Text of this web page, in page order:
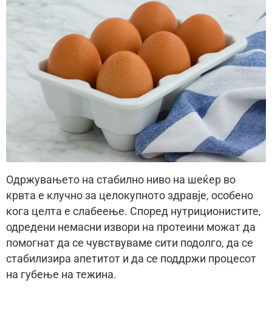
Одржувањето на стабилно ниво на шеќер во
крвта е клучно за целокупното здравје, особено
кога целта е слабеење. Според нутриционистите,
одредени немасни извори на протеини можат да
помогнат да се чувствуваме сити подолго, да се
стабилизира апетитот и да се поддржи процесот
на губење на тежина.